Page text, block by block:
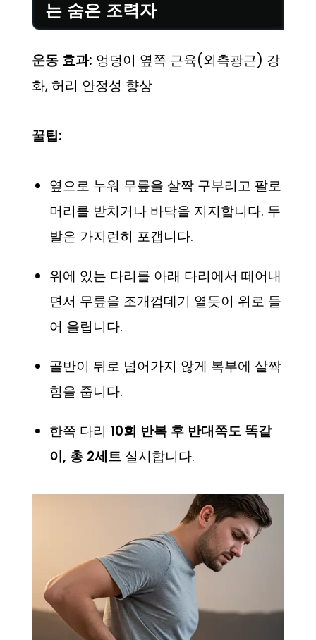
는 숨은 조력자
운동 효과: 엉덩이 옆쪽 근육(외측광근) 강
화, 허리 안정성 향상
꿀팁:
옆으로 누워 무릎을 살짝 구부리고 팔로
머리를 받치거나 바닥을 지지합니다. 두
발은 가지런히 포갭니다.
위에 있는 다리를 아래 다리에서 떼어내
면서 무릎을 조개껍데기 열듯이 위로 들
어 올립니다.
골반이 뒤로 넘어가지 않게 복부에 살짝
힘을 줍니다.
한쪽 다리 10회 반복 후 반대쪽도 똑같
이, 총 2세트 실시합니다.